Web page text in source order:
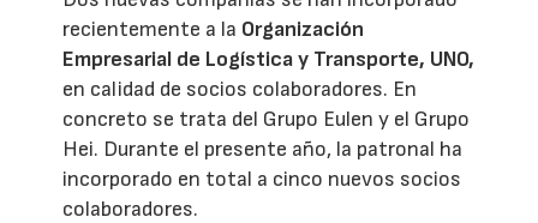
recientemente a la Organización
Empresarial de Logística y Transporte, UNO,
en calidad de socios colaboradores. En
concreto se trata del Grupo Eulen y el Grupo
Hei. Durante el presente año, la patronal ha
incorporado en total a cinco nuevos socios
colaboradores.